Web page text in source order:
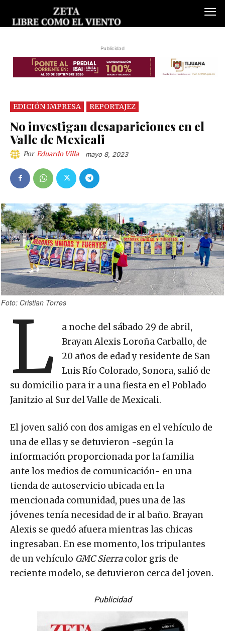
Publicidad
EDICIÓN IMPRESA REPORTAJEZ
No investigan desapariciones en el
Valle de Mexicali
Por Eduardo Villa mayo 8, 2023
Foto: Cristian Torres
L
a noche del sábado 29 de abril,
Brayan Alexis Loroña Carballo, de
20 años de edad y residente de San
Luis Río Colorado, Sonora, salió de
su domicilio para ir a una fiesta en el Poblado
Janitzio al Sur del Valle de Mexicali.
El joven salió con dos amigas en el vehículo de
una de ellas y se detuvieron -según la
información proporcionada por la familia
ante los medios de comunicación- en una
tienda de autoservicio ubicada en la
mencionada comunidad, pues una de las
jóvenes tenía necesidad de ir al baño. Brayan
Alexis se quedó afuera mientras las chicas
ingresaban. En ese momento, los tripulantes
de un vehículo GMC Sierracolor gris de
reciente modelo, se detuvieron cerca del joven.
Publicidad